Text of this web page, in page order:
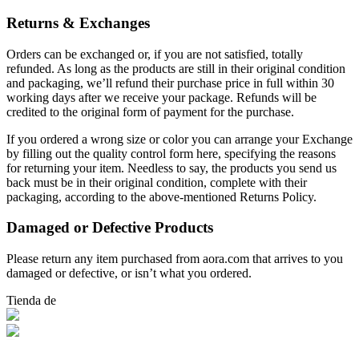
Returns & Exchanges
Orders can be exchanged or, if you are not satisfied, totally
refunded. As long as the products are still in their original condition
and packaging, we’ll refund their purchase price in full within 30
working days after we receive your package. Refunds will be
credited to the original form of payment for the purchase.
If you ordered a wrong size or color you can arrange your Exchange
by filling out the quality control form here, specifying the reasons
for returning your item. Needless to say, the products you send us
back must be in their original condition, complete with their
packaging, according to the above-mentioned Returns Policy.
Damaged or Defective Products
Please return any item purchased from aora.com that arrives to you
damaged or defective, or isn’t what you ordered.
Tienda de